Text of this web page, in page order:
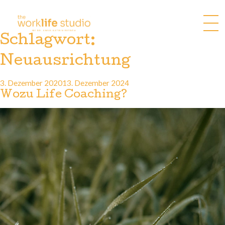
springen
Schlagwort:
Neuausrichtung
Veröffentlicht
am
3. Dezember 202013. Dezember 2024
Wozu Life Coaching?